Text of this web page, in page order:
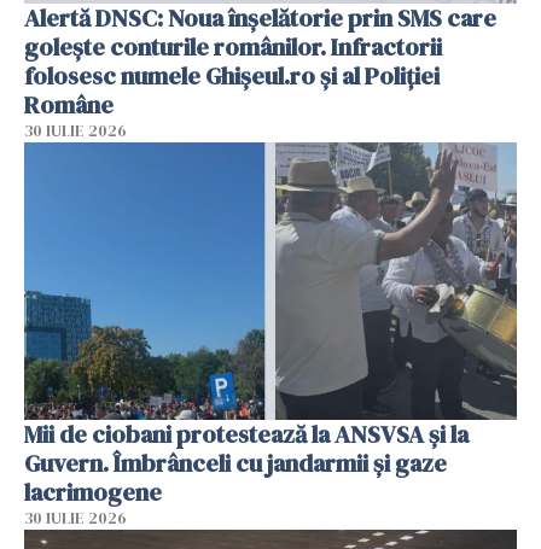
Alertă DNSC: Noua înșelătorie prin SMS care
golește conturile românilor. Infractorii
folosesc numele Ghișeul.ro și al Poliției
Române
30 IULIE 2026
Mii de ciobani protestează la ANSVSA și la
Guvern. Îmbrânceli cu jandarmii și gaze
lacrimogene
30 IULIE 2026